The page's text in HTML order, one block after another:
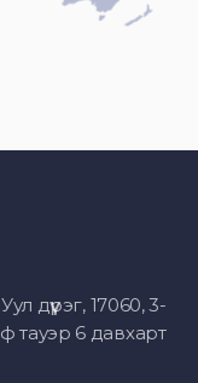
дүүрэг, 17060, 3-
тауэр 6 давхарт